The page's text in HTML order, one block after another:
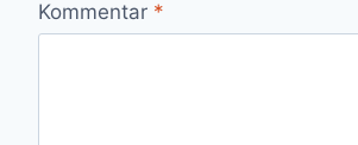
Kommentar *